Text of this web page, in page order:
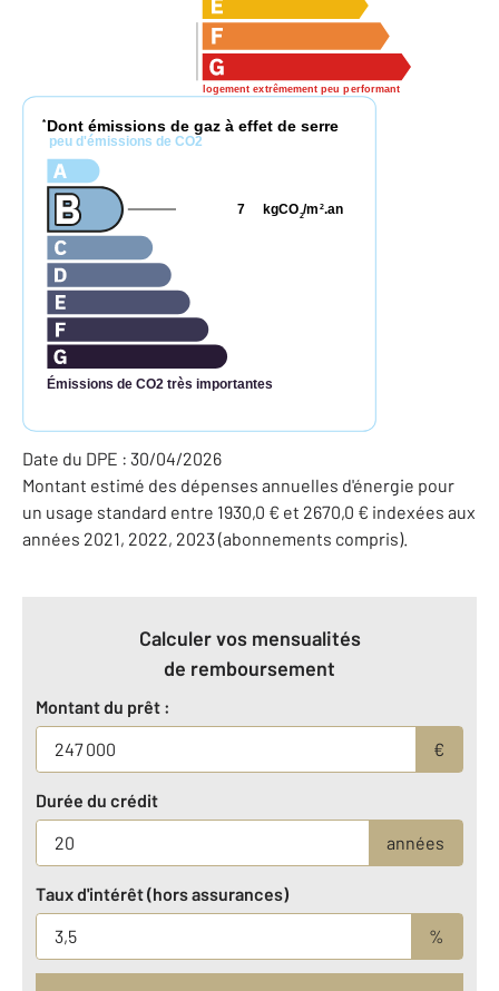
logement extrêmement peu performant
* Dont émissions de gaz à effet de serre
peu d'émissions de CO2
Émissions de CO2 très importantes
kgCO2/m 2.an
7
Date du DPE : 30/04/2026
Montant estimé des dépenses annuelles d'énergie pour
un usage standard entre 1930,0 € et 2670,0 € indexées aux
années 2021, 2022, 2023 (abonnements compris).
Calculer vos mensualités
de remboursement
Montant du prêt :
€
Durée du crédit
années
Taux d'intérêt (hors assurances)
%